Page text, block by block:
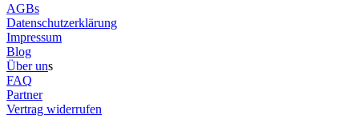
AGBs
Datenschutzerklärung
Impressum
Blog
Über uns
FAQ
Partner
Vertrag widerrufen